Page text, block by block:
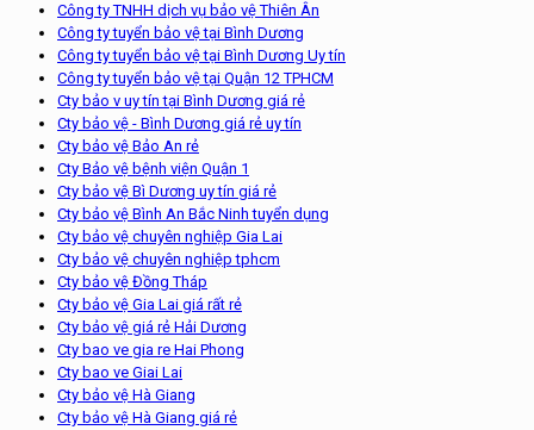
Công ty TNHH dịch vụ bảo vệ Thiên Ân
Công ty tuyển bảo vệ tại Bình Dương
Công ty tuyển bảo vệ tại Bình Dương Uy tín
Công ty tuyển bảo vệ tại Quận 12 TPHCM
Cty bảo v uy tín tại Bình Dương giá rẻ
Cty bảo vệ - Bình Dương giá rẻ uy tín
Cty bảo vệ Bảo An rẻ
Cty Bảo vệ bệnh viện Quận 1
Cty bảo vệ Bì Dương uy tín giá rẻ
Cty bảo vệ Bình An Bắc Ninh tuyển dụng
Cty bảo vệ chuyên nghiệp Gia Lai
Cty bảo vệ chuyên nghiệp tphcm
Cty bảo vệ Đồng Tháp
Cty bảo vệ Gia Lai giá rất rẻ
Cty bảo vệ giá rẻ Hải Dương
Cty bao ve gia re Hai Phong
Cty bao ve Giai Lai
Cty bảo vệ Hà Giang
Cty bảo vệ Hà Giang giá rẻ